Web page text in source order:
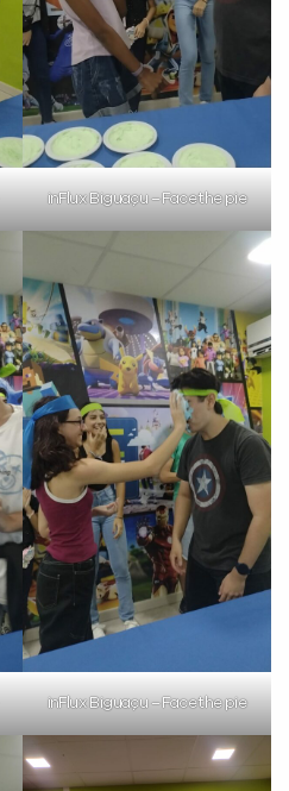
inFlux Biguaçu – Face the pie
inFlux Biguaçu – Face the pie